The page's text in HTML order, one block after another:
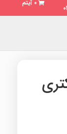
0 آیتم